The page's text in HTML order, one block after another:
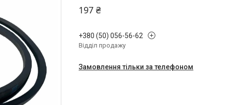
197 ₴
+380 (50) 056-56-62
Відділ продажу
Замовлення тільки за телефоном